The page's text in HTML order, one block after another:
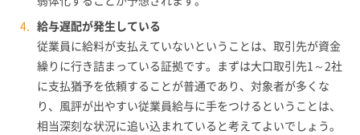
給与遅配が発生している
従業員に給料が支払えていないということは、取引先が資金
繰りに行き詰まっている証拠です。まずは大口取引先1～2社
に支払猶予を依頼することが普通であり、対象者が多くな
り、風評が出やすい従業員給与に手をつけるということは、
相当深刻な状況に追い込まれていると考えてよいでしょう。